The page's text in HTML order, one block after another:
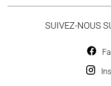
SUIVEZ-NOUS